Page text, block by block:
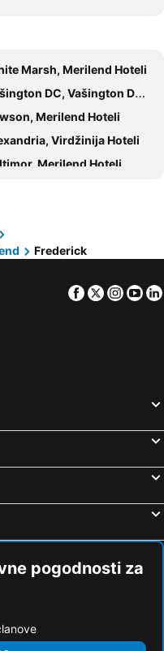
Marsh, Merilend Hoteli
DC, Vašington DC Hoteli
Merilend Hoteli
Virdžinija Hoteli
Merilend Hoteli
Ilinois Hoteli
Anđeles, Kalifornija Hoteli
Frederick
Facebook
Twitter
pogodnosti za